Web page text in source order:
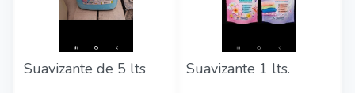
Suavizante de 5 lts Suavizante 1 lts.